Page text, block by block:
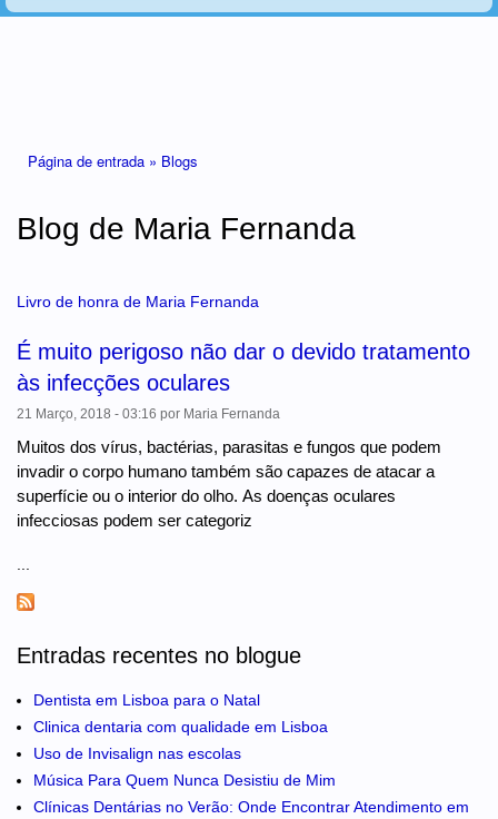
Página de entrada » Blogs
Blog de Maria Fernanda
Livro de honra de Maria Fernanda
É muito perigoso não dar o devido tratamento
às infecções oculares
21 Março, 2018 - 03:16 por Maria Fernanda
Muitos dos vírus, bactérias, parasitas e fungos que podem
invadir o corpo humano também são capazes de atacar a
superfície ou o interior do olho. As doenças oculares
infecciosas podem ser categoriz
Entradas recentes no blogue
Dentista em Lisboa para o Natal
Clinica dentaria com qualidade em Lisboa
Uso de Invisalign nas escolas
Música Para Quem Nunca Desistiu de Mim
Clínicas Dentárias no Verão: Onde Encontrar Atendimento em